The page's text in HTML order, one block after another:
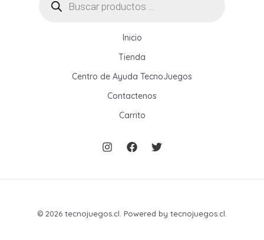
productos
Inicio
Tienda
Centro de Ayuda TecnoJuegos
Contactenos
Carrito
© 2026 tecnojuegos.cl. Powered by tecnojuegos.cl.